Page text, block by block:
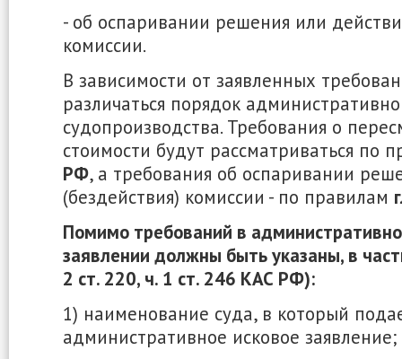
- об оспаривании решения или
комиссии.
В зависимости от заявленных
различаться порядок
судопроизводства. Требования о
стоимости будут рассматриваться по
РФ, а требования об оспаривании
(бездействия) комиссии - по правилам
Помимо требований в
заявлении должны быть указаны, в
2 ст. 220, ч. 1 ст. 246 КАС РФ):
1) наименование суда, в который
административное исковое заявление;